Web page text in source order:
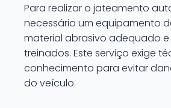
Para realizar o jateamento
necessário um equipamento
material abrasivo adequado e
treinados. Este serviço exige
conhecimento para evitar
do veículo.